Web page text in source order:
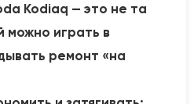
Kodiaq — это не та
можно играть в
ремонт «на